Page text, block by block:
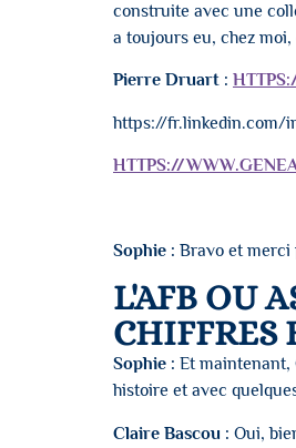
construite avec une
a toujours eu, chez
Pierre Druart :
⁠https://fr.linkedin.com/
⁠HTTPS://
Sophie : Bravo et merci
L'AFB OU
CHIFFRES
Sophie : Et maintenant,
histoire et avec
Claire Bascou : Oui,